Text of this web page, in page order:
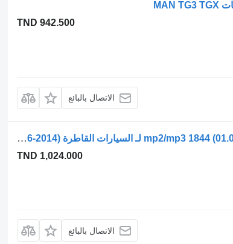
TND 942.500
الاتصال بالبائع
جهاز التدفئة Eberspächer أكتروس mp2/mp3 1844 (01.02-) 402800BC لـ السيارات القاطرة Mercedes-Benz Actros, Axor MP1, MP2, MP3 (1996-2014)
TND 1,024.000
الاتصال بالبائع